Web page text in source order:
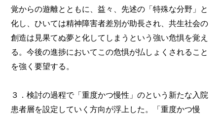
覚からの遊離とともに、益々、先述の「特殊な分野」と
化し、ひいては精神障害者差別が助長され、共生社会の
創造は見果てぬ夢と化してしまうという強い危惧を覚え
る。今後の進捗においてこの危惧が払しょくされること
を強く要望する。
３．検討の過程で「重度かつ慢性」のという新たな入院
患者層を設定していく方向が浮上した。「重度かつ慢